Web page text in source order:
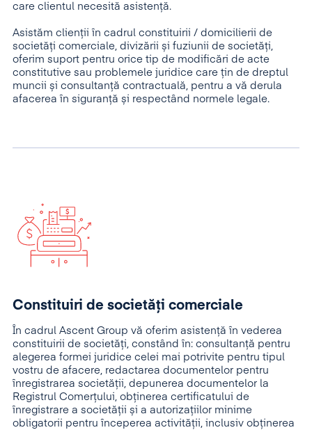
care clientul necesită asistență.
Asistăm clienții în cadrul constituirii / domicilierii de
societăți comerciale, divizării și fuziunii de societăți,
oferim suport pentru orice tip de modificări de acte
constitutive sau problemele juridice care țin de dreptul
muncii și consultanță contractuală, pentru a vă derula
afacerea în siguranță și respectând normele legale.
Constituiri de societăţi comerciale
În cadrul Ascent Group vă oferim asistență în vederea
constituirii de societăți, constând în: consultanță pentru
alegerea formei juridice celei mai potrivite pentru tipul
vostru de afacere, redactarea documentelor pentru
înregistrarea societății, depunerea documentelor la
Registrul Comerțului, obținerea certificatului de
înregistrare a societății și a autorizațiilor minime
obligatorii pentru începerea activității, inclusiv obținerea